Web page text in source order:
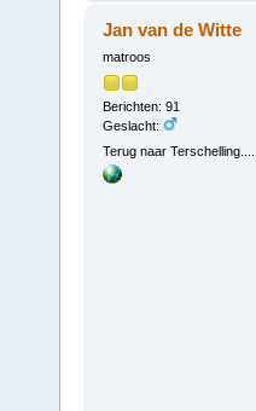
Jan van de Witte
matroos
Berichten: 91
Geslacht:
Terug naar Terschelling......